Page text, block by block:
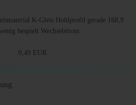
K-Gleis Hohlprofil gerade 168,9
bespielt Wechselstrom
0,49 EUR